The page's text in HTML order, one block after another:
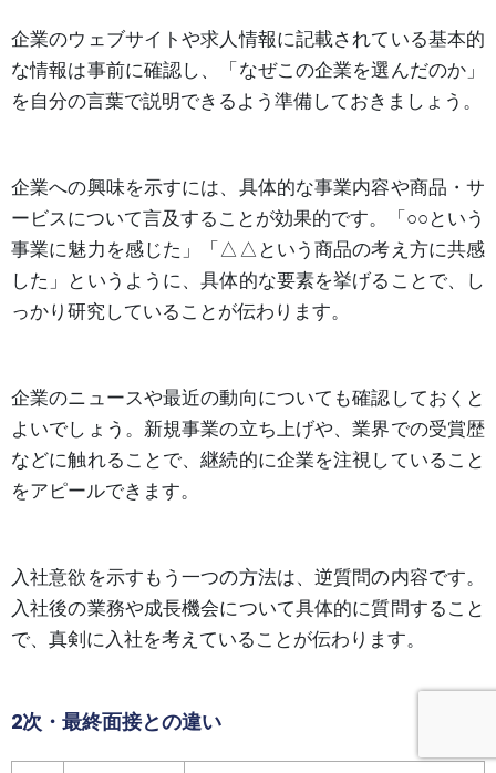
企業のウェブサイトや求人情報に記載されている基本的
な情報は事前に確認し、「なぜこの企業を選んだのか」
を自分の言葉で説明できるよう準備しておきましょう。
企業への興味を示すには、具体的な事業内容や商品・サ
ービスについて言及することが効果的です。「○○という
事業に魅力を感じた」「△△という商品の考え方に共感
した」というように、具体的な要素を挙げることで、し
っかり研究していることが伝わります。
企業のニュースや最近の動向についても確認しておくと
よいでしょう。新規事業の立ち上げや、業界での受賞歴
などに触れることで、継続的に企業を注視していること
をアピールできます。
入社意欲を示すもう一つの方法は、逆質問の内容です。
入社後の業務や成長機会について具体的に質問すること
で、真剣に入社を考えていることが伝わります。
2次・最終面接との違い